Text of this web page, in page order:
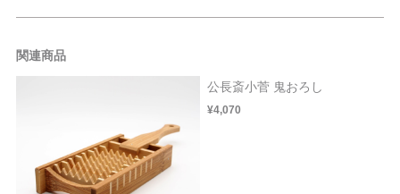
関連商品
公長斎小菅 鬼おろし
¥4,070